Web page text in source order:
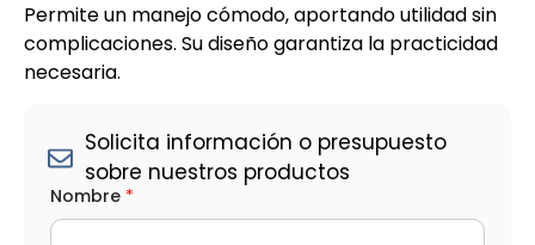
Permite un manejo cómodo, aportando utilidad sin
complicaciones. Su diseño garantiza la practicidad
necesaria.
Solicita información o presupuesto
sobre nuestros productos
Nombre *